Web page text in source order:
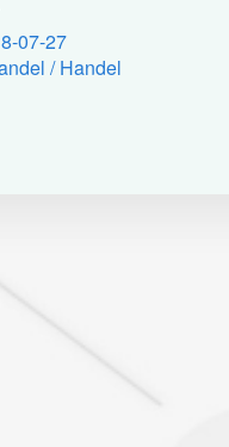
07-27
/ Handel